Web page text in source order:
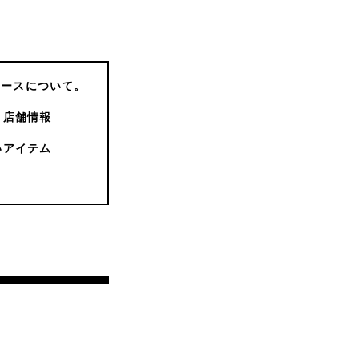
スについて。
店舗情報
イテム